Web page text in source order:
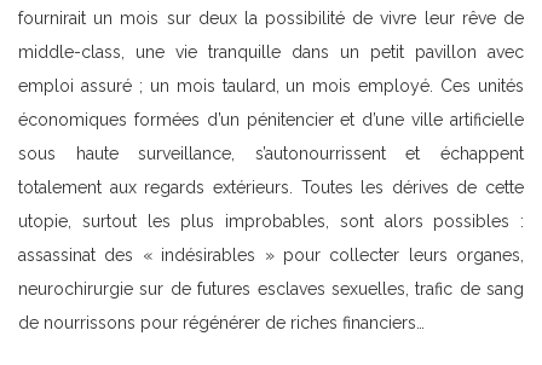
fournirait un mois sur deux la possibilité de vivre leur rêve de
middle-class, une vie tranquille dans un petit pavillon avec
emploi assuré ; un mois taulard, un mois employé. Ces unités
économiques formées d’un pénitencier et d’une ville artificielle
sous haute surveillance, s’autonourrissent et échappent
totalement aux regards extérieurs. Toutes les dérives de cette
utopie, surtout les plus improbables, sont alors possibles :
assassinat des « indésirables » pour collecter leurs organes,
neurochirurgie sur de futures esclaves sexuelles, trafic de sang
de nourrissons pour régénérer de riches financiers…